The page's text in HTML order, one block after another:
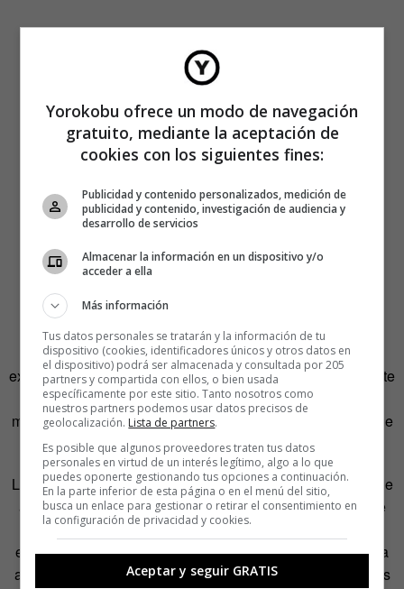
El examen final consiste en construir una conversación
completa con letras de canciones. Porque no nos
engañemos, casi cualquier cosa que uno quiera decir ya
existe en el estribillo de alguna canción. Internet nos permite
además acceder en tiempo real a cualquier contenido
musical. Las clases se componen con dos criterios: nivel de
inglés y gustos musicales.
La academia Pitinglish pertenece al grupo EduCaduca, que
aboga por metodos educativos intuitivos y de aprendizaje
natural; sin las trabas de los formatos tradicionales de
educación en los que predomina la teoría y la metodología
antes que el uso intuitivo. Otras de sus iniciativas recientes
Yorokobu ofrece un modo de navegación
gratuito, mediante la aceptación de
cookies con los siguientes fines:
Publicidad y contenido personalizados, medición de
publicidad y contenido, investigación de audiencia y
desarrollo de servicios
Almacenar la información en un dispositivo y/o
acceder a ella
Más información
Tus datos personales se tratarán y la información de tu
dispositivo (cookies, identificadores únicos y otros datos en
el dispositivo) podrá ser almacenada y consultada por 205
partners y compartida con ellos, o bien usada
específicamente por este sitio. Tanto nosotros como
nuestros partners podemos usar datos precisos de
geolocalización. Lista de partners.
Es posible que algunos proveedores traten tus datos
personales en virtud de un interés legítimo, algo a lo que
puedes oponerte gestionando tus opciones a continuación.
En la parte inferior de esta página o en el menú del sitio,
busca un enlace para gestionar o retirar el consentimiento en
la configuración de privacidad y cookies.
Aceptar y seguir GRATIS